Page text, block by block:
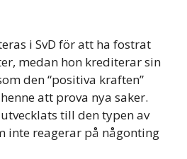
i SvD för att ha fostrat
medan hon krediterar sin
den “positiva kraften”
att prova nya saker.
till den typen av
inte reagerar på någonting